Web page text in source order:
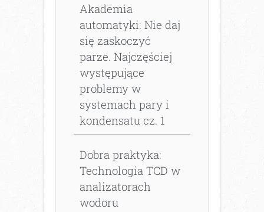
Akademia
automatyki: Nie daj
się zaskoczyć
parze. Najczęściej
występujące
problemy w
systemach pary i
kondensatu cz. 1
Dobra praktyka:
Technologia TCD w
analizatorach
wodoru